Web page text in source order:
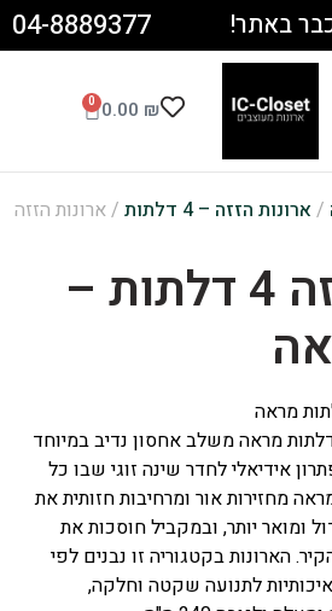
באתר! 04-8889377
0.00 ₪
0
/ ארונות הזזה – 4 דלתות
/ ארונות הזזה
ארונות הזזה 4 דלתות –
מראה משלב אחסון נדיב במיוחד
אידיאלי לחדר שינה זוגי שבו כל
מחזירות אור ומרחיבות חזותית את
ומואר יותר, ובמקביל חוסכות את
הארונות בקטגוריה זו נבנים לפי
לתנועה שקטה וחלקה,